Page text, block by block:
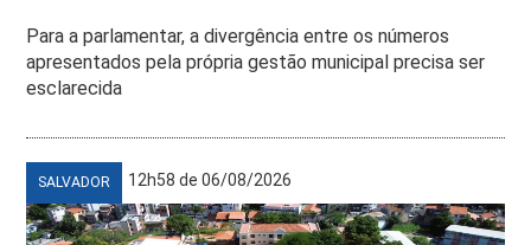
Para a parlamentar, a divergência entre os números
apresentados pela própria gestão municipal precisa ser
esclarecida
SALVADOR 12h58 de 06/08/2026